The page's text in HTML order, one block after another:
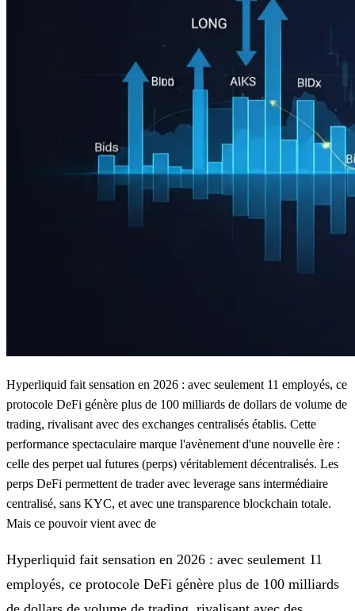
Hyperliquid fait sensation en 2026 : avec seulement 11 employés, ce
protocole DeFi génère plus de 100 milliards de dollars de volume de
trading, rivalisant avec des exchanges centralisés établis. Cette
performance spectaculaire marque l'avènement d'une nouvelle ère :
celle des perpet ual futures (perps) véritablement décentralisés. Les
perps DeFi permettent de trader avec leverage sans intermédiaire
centralisé, sans KYC, et avec une transparence blockchain totale.
Mais ce pouvoir vient avec de
Hyperliquid fait sensation en 2026 : avec seulement 11
employés, ce protocole DeFi génère plus de 100 milliards